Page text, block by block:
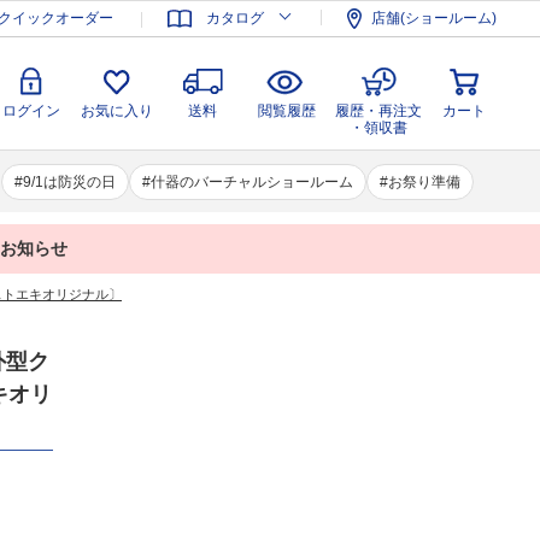
イックオーダー カタログ 店舗(ショールーム)
ログイン お気に入り 送料 閲覧履歴
履歴・再注文
・領収書
カート
9/1は防災の日 什器のバーチャルショールーム お祭り準備
録 ログイン お気に入り 送料 閲覧履歴
履歴・再注文
・領収書
カート
知らせ
エキオリジナル〕
ク
リ